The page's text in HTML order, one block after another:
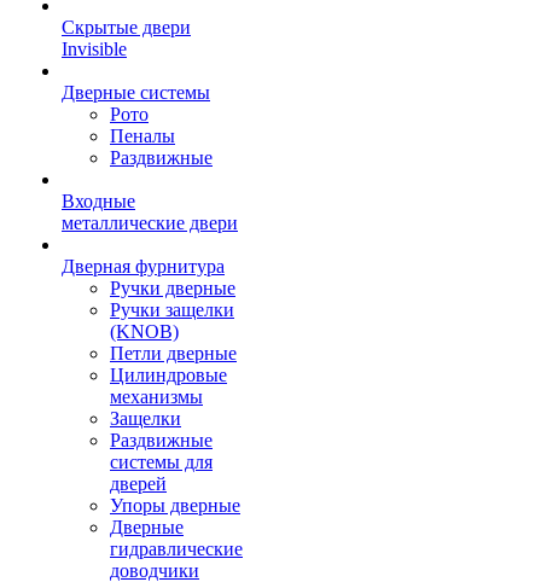
Скрытые двери
Invisible
Дверные системы
Рото
Пеналы
Раздвижные
Входные
металлические двери
Дверная фурнитура
Ручки дверные
Ручки защелки
(KNOB)
Петли дверные
Цилиндровые
механизмы
Защелки
Раздвижные
системы для
дверей
Упоры дверные
Дверные
гидравлические
доводчики